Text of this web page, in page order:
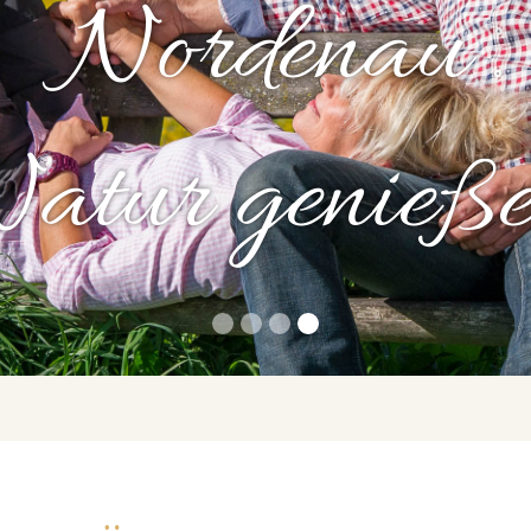
Nordenau